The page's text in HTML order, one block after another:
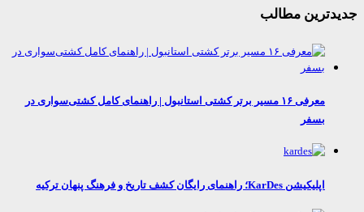
مطالب
معرفی ۱۶ مسیر برتر کشتی استانبول | راهنمای کامل کشتی‌سواری در
اپلیکیشن KarDes؛ راهنمای رایگان کشف تاریخ و فرهنگ پنهان ترکیه